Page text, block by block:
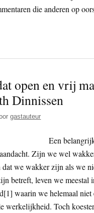
die anderen op
open en vrij
Dinnissen
gastauteur
Een
Zijn we wel
dat we wakker zijn als we
betreft, leven we meestal
waarin we helemaal
werkelijkheid. Toch